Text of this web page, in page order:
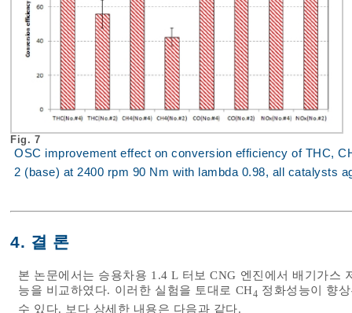
Fig. 7
OSC improvement effect on conversion efficiency of THC,
2 (base) at 2400 rpm 90 Nm with lambda 0.98, all catalysts
4. 결 론
본 논문에서는 승용차용 1.4 L 터보 CNG 엔진에서 배기가스
능을 비교하였다. 이러한 실험을 토대로 CH4 정화성능이 향
수 있다. 보다 상세한 내용은 다음과 같다.